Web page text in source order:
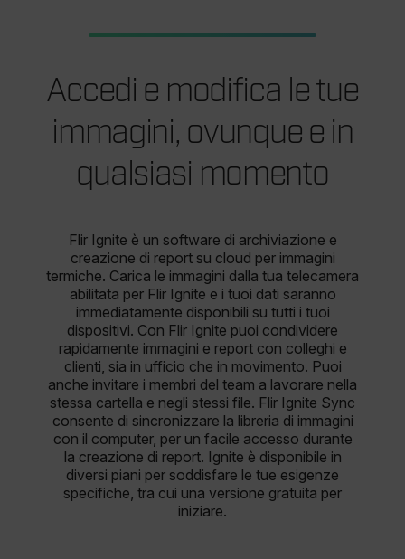
Accedi e modifica le tue
immagini, ovunque e in
qualsiasi momento
Flir Ignite è un software di archiviazione e
creazione di report su cloud per immagini
termiche. Carica le immagini dalla tua telecamera
abilitata per Flir Ignite e i tuoi dati saranno
immediatamente disponibili su tutti i tuoi
dispositivi. Con Flir Ignite puoi condividere
rapidamente immagini e report con colleghi e
clienti, sia in ufficio che in movimento. Puoi
anche invitare i membri del team a lavorare nella
stessa cartella e negli stessi file. Flir Ignite Sync
consente di sincronizzare la libreria di immagini
con il computer, per un facile accesso durante
la creazione di report. Ignite è disponibile in
diversi piani per soddisfare le tue esigenze
specifiche, tra cui una versione gratuita per
iniziare.